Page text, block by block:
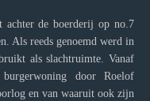
achter de boerderij op no.7
Als reeds genoemd werd in
als slachtruimte. Vanaf
door Roelof
en van waaruit ook zijn